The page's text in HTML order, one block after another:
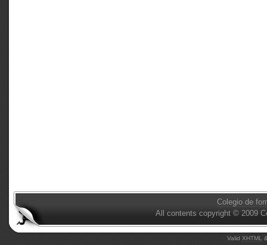
Colegio de
All contents copyright © 2009
Valid XHTML